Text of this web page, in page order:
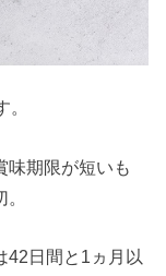
味期限が短いも
42日間と1ヵ月以